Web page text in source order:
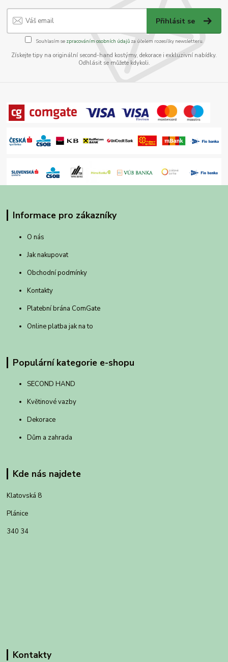
Přihlásit se
Souhlasím se zpracováním osobních údajůza účelem rozesílky newsletteru.
Získejte tipy na originální second-hand kostýmy, dekorace i exkluzivní nabídky.
Odhlásit se můžete kdykoli.
Informace pro zákazníky
O nás
Jak nakupovat
Obchodní podmínky
Kontakty
Platební brána ComGate
Online platba jak na to
Populární kategorie e-shopu
SECOND HAND
Květinové vazby
Dekorace
Dům a zahrada
Kde nás najdete
Klatovská 8
Plánice
340 34
Kontakty